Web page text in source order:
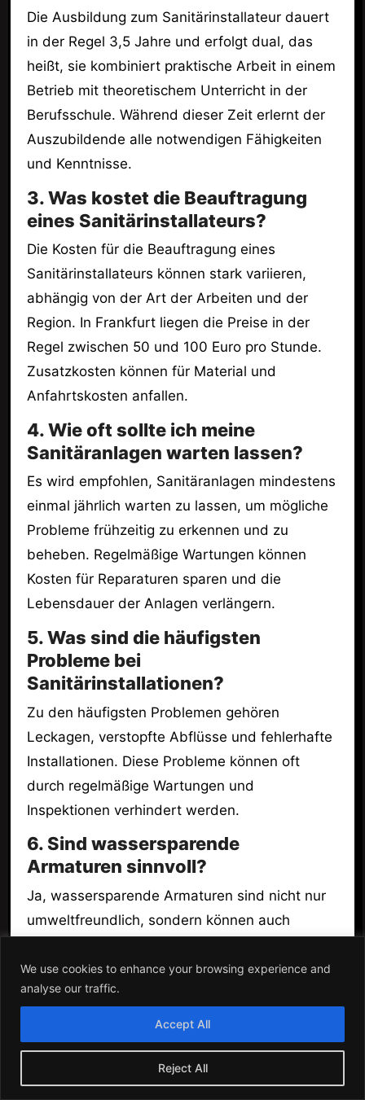
We use cookies to enhance your browsing experience and
analyse our traffic.
Reject All
Accept All
Die Ausbildung zum Sanitärinstallateur dauert
in der Regel 3,5 Jahre und erfolgt dual, das
heißt, sie kombiniert praktische Arbeit in einem
Betrieb mit theoretischem Unterricht in der
Berufsschule. Während dieser Zeit erlernt der
Auszubildende alle notwendigen Fähigkeiten
und Kenntnisse.
3. Was kostet die Beauftragung
eines Sanitärinstallateurs?
Die Kosten für die Beauftragung eines
Sanitärinstallateurs können stark variieren,
abhängig von der Art der Arbeiten und der
Region. In Frankfurt liegen die Preise in der
Regel zwischen 50 und 100 Euro pro Stunde.
Zusatzkosten können für Material und
Anfahrtskosten anfallen.
4. Wie oft sollte ich meine
Sanitäranlagen warten lassen?
Es wird empfohlen, Sanitäranlagen mindestens
einmal jährlich warten zu lassen, um mögliche
Probleme frühzeitig zu erkennen und zu
beheben. Regelmäßige Wartungen können
Kosten für Reparaturen sparen und die
Lebensdauer der Anlagen verlängern.
5. Was sind die häufigsten
Probleme bei
Sanitärinstallationen?
Zu den häufigsten Problemen gehören
Leckagen, verstopfte Abflüsse und fehlerhafte
Installationen. Diese Probleme können oft
durch regelmäßige Wartungen und
Inspektionen verhindert werden.
6. Sind wassersparende
Armaturen sinnvoll?
Ja, wassersparende Armaturen sind nicht nur
umweltfreundlich, sondern können auch
Investition in solche Produkte zahlt sich in der
Regel schnell aus.
7. Was kann ich selbst reparieren,
und wann sollte ich einen
Fachmann rufen?